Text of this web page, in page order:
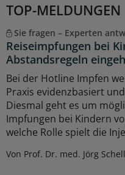
TOP-MELDUNGEN
Sie fragen – Experten
Reiseimpfungen bei
Abstandsregeln
Bei der Hotline Impfen
Praxis evidenzbasiert
Diesmal geht es um
Impfungen bei Kindern
welche Rolle spielt die
Von Prof. Dr. med. Jörg